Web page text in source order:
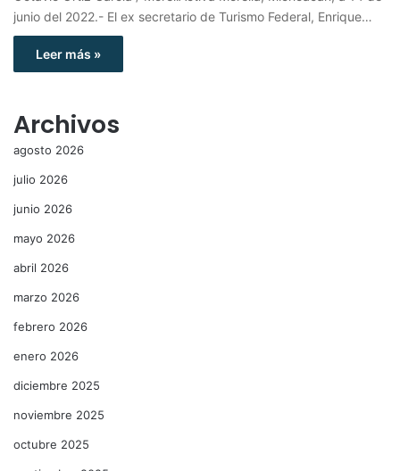
junio del 2022.- El ex secretario de Turismo Federal, Enrique…
Leer más »
Archivos
agosto 2026
julio 2026
junio 2026
mayo 2026
abril 2026
marzo 2026
febrero 2026
enero 2026
diciembre 2025
noviembre 2025
octubre 2025